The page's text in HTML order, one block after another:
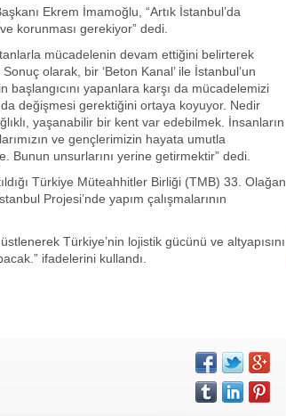
Ekrem İmamoğlu, “Artık İstanbul’da
korunması gerekiyor” dedi.
mücadelenin devam ettiğini belirterek
olarak, bir ‘Beton Kanal’ ile İstanbul’un
yapanlara karşı da mücadelemizi
da değişmesi gerektiğini ortaya koyuyor. Nedir
yaşanabilir bir kent var edebilmek. İnsanların
ve gençlerimizin hayata umutla
unsurlarını yerine getirmektir” dedi.
Türkiye Müteahhitler Birliği (TMB) 33. Olağan
Projesi’nde yapım çalışmalarının
Türkiye’nin lojistik gücünü ve altyapısını
ifadelerini kullandı.